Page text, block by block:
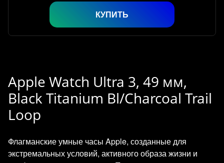
КУПИТЬ
Apple Watch Ultra 3, 49 мм,
Black Titanium Bl/Charcoal Trail
Loop
Флагманские умные часы Apple, созданные для
экстремальных условий, активного образа жизни и